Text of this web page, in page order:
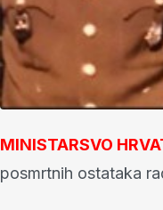
MINISTARSVO
posmrtnih ostataka